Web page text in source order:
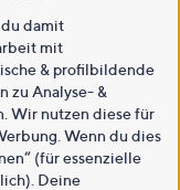
du damit
mit
& profilbildende
zu Analyse- &
Wir nutzen diese für
Wenn du dies
(für essenzielle
Deine